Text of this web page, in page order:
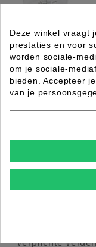
SHAKER VOOR
Rating for
Please
Uw naam
Enim quis
occaecat
Verplichte
Deze winkel vraagt
prestaties en voor
worden sociale-
om je sociale-
bieden. Accepteer
van je